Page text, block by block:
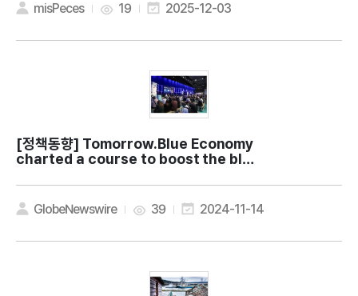
misPeces 19 2025-12-03
[정책동향]
charted a course to boost the blue
GlobeNewswire 39 2024-11-14